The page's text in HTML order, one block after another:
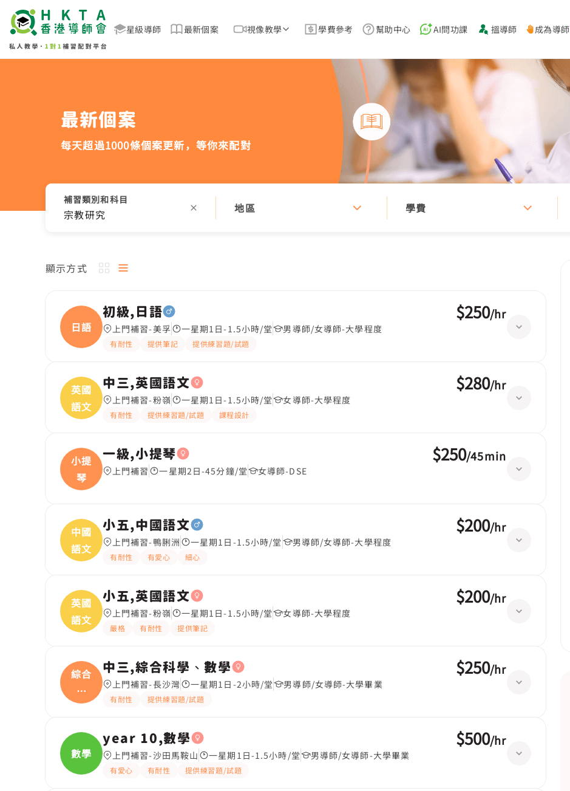
星級導師 最新個案 視像教學 學費參考 幫助中心 AI問功課 搵導師 成為導師
最新個案
每天超過1000條個案更新， 等你來配對
補習類別和科目
宗教研究 地區 學費
顯示方式
日語
初級,日語
上門補習-美孚 一星期1日-1.5小時/堂 男導師/女導師-大學程度
有耐性 提供筆記 提供練習題/試題
$250/hr
英國
語文
中三,英國語文
上門補習-粉嶺 一星期1日-1.5小時/堂 女導師-大學程度
有耐性 提供練習題/試題 課程設計
$280/hr
小提
琴
一級,小提琴
上門補習 一星期2日-45分鐘/堂 女導師-DSE
$250/45min
中國
語文
小五,中國語文
上門補習-鴨脷洲 一星期1日-1.5小時/堂 男導師/女導師-大學程度
有耐性 有愛心 細心
$200/hr
英國
語文
小五,英國語文
上門補習-粉嶺 一星期1日-1.5小時/堂 女導師-大學程度
嚴格 有耐性 提供筆記
$200/hr
綜合
科
學、
中三,綜合科學、數學
上門補習-長沙灣 一星期1日-2小時/堂 男導師/女導師-大學畢業
有耐性 提供練習題/試題
$250/hr
數學
year 10,數學
上門補習-沙田馬鞍山 一星期1日-1.5小時/堂 男導師/女導師-大學畢業
有愛心 有耐性 提供練習題/試題
$500/hr